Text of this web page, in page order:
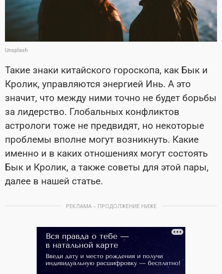
Unsplash
Такие знаки китайского гороскопа, как Бык и
Кролик, управляются энергией Инь. А это
значит, что между ними точно не будет борьбы
за лидерство. Глобальных конфликтов
астрологи тоже не предвидят, но некоторые
проблемы вполне могут возникнуть. Какие
именно и в каких отношениях могут состоять
Бык и Кролик, а также советы для этой пары,
далее в нашей статье.
РЕКЛАМА – ПРОДОЛЖЕНИЕ НИЖЕ